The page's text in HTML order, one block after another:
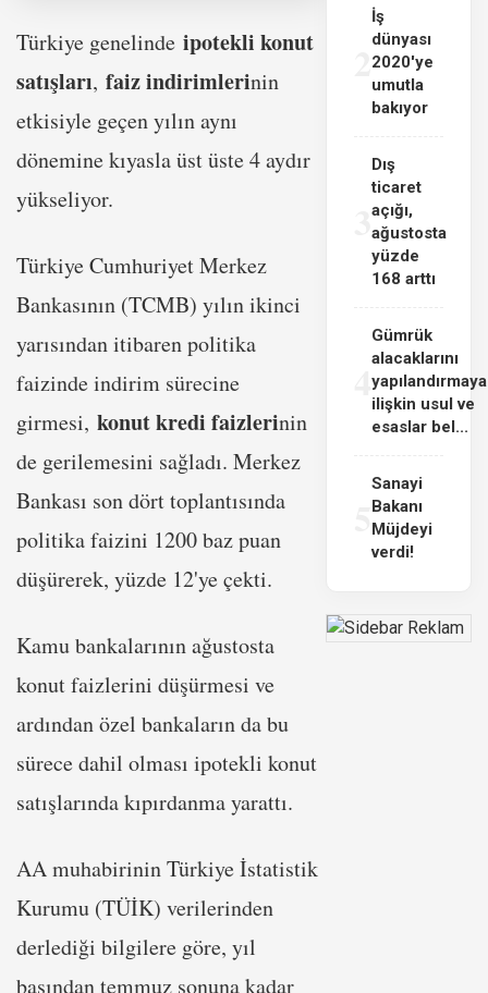
Türkiye genelinde ipotekli konut
satışları, faiz indirimlerinin
etkisiyle geçen yılın aynı
dönemine kıyasla üst üste 4 aydır
yükseliyor.
Türkiye Cumhuriyet Merkez
Bankasının (TCMB) yılın ikinci
yarısından itibaren politika
faizinde indirim sürecine
girmesi, konut kredi faizlerinin
de gerilemesini sağladı. Merkez
Bankası son dört toplantısında
politika faizini 1200 baz puan
düşürerek, yüzde 12'ye çekti.
Kamu bankalarının ağustosta
konut faizlerini düşürmesi ve
ardından özel bankaların da bu
sürece dahil olması ipotekli konut
satışlarında kıpırdanma yarattı.
AA muhabirinin Türkiye İstatistik
Kurumu (TÜİK) verilerinden
derlediği bilgilere göre, yıl
başından temmuz sonuna kadar
İş
dünyası
2020'ye
umutla
bakıyor
3
Dış
ticaret
açığı,
ağustosta
yüzde
168 arttı
4
Gümrük
alacaklarını
yapılandırmaya
ilişkin usul ve
esaslar bel...
Sanayi
Bakanı
Müjdeyi
verdi!